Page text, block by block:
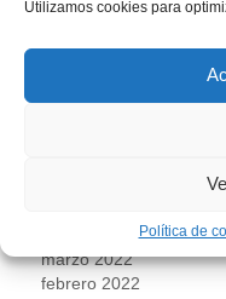
Utilizamos cookies para
Política de
enero 2023
marzo 2022
febrero 2022